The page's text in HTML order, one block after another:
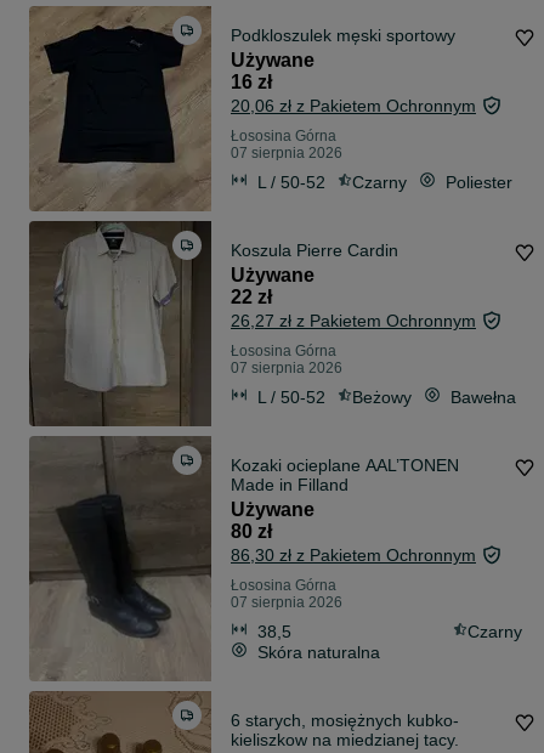
Podkloszulek męski sportowy
Używane
16 zł
20,06 zł z Pakietem Ochronnym
Łososina Górna
07 sierpnia 2026
L / 50-52 Czarny Poliester
Koszula Pierre Cardin
Używane
22 zł
26,27 zł z Pakietem Ochronnym
Łososina Górna
07 sierpnia 2026
L / 50-52 Beżowy Bawełna
Kozaki ocieplane AAL’TONEN
Made in Filland
Używane
80 zł
86,30 zł z Pakietem Ochronnym
Łososina Górna
07 sierpnia 2026
38,5
Czarny
Skóra naturalna
6 starych, mosiężnych kubko-
kieliszkow na miedzianej tacy.